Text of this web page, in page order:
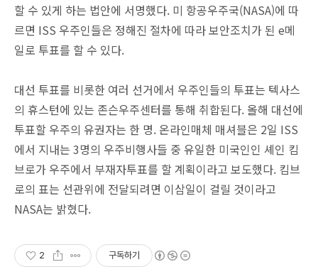
할 수 있게 하는 법안에 서명했다. 미 항공우주국(NASA)에 따
르면 ISS 우주인들은 정해진 절차에 따라 보안조치가 된 e메
일로 투표를 할 수 있다.
대선 투표를 비롯한 여러 선거에서 우주인들의 투표는 텍사스
의 휴스턴에 있는 존슨우주센터를 통해 취합된다. 올해 대선에
투표할 우주의 유권자는 한 명. 온라인매체 매셔블은 2일 ISS
에서 지내는 3명의 우주비행사들 중 유일한 미국인인 셰인 킴
브로가 우주에서 부재자투표를 할 계획이라고 보도했다. 킴브
로의 표는 선관위에 전달되려면 이삼일이 걸릴 것이라고
NASA는 밝혔다.
2 구독하기